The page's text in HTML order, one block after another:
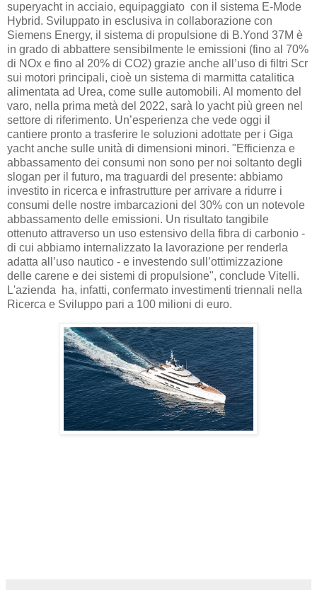
superyacht in acciaio, equipaggiato con il sistema E-Mode
Hybrid. Sviluppato in esclusiva in collaborazione con
Siemens Energy, il sistema di propulsione di B.Yond 37M è
in grado di abbattere sensibilmente le emissioni (fino al 70%
di NOx e fino al 20% di CO2) grazie anche all’uso di filtri Scr
sui motori principali, cioè un sistema di marmitta catalitica
alimentata ad Urea, come sulle automobili. Al momento del
varo, nella prima metà del 2022, sarà lo yacht più green nel
settore di riferimento. Un’esperienza che vede oggi il
cantiere pronto a trasferire le soluzioni adottate per i Giga
yacht anche sulle unità di dimensioni minori. "Efficienza e
abbassamento dei consumi non sono per noi soltanto degli
slogan per il futuro, ma traguardi del presente: abbiamo
investito in ricerca e infrastrutture per arrivare a ridurre i
consumi delle nostre imbarcazioni del 30% con un notevole
abbassamento delle emissioni. Un risultato tangibile
ottenuto attraverso un uso estensivo della fibra di carbonio -
di cui abbiamo internalizzato la lavorazione per renderla
adatta all’uso nautico - e investendo sull’ottimizzazione
delle carene e dei sistemi di propulsione", conclude Vitelli.
L'azienda ha, infatti, confermato investimenti triennali nella
Ricerca e Sviluppo pari a 100 milioni di euro.